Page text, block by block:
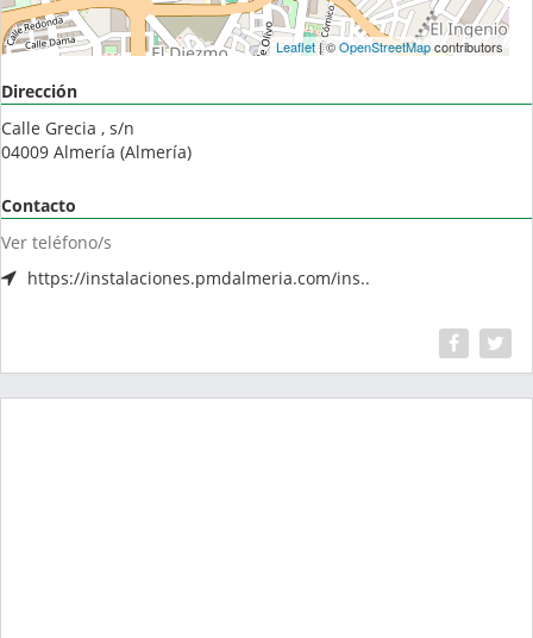
Leaflet| ©OpenStreetMapcontributors
Dirección
Calle Grecia , s/n
04009 Almería (Almería)
Contacto
Ver teléfono/s
https://instalaciones.pmdalmeria.com/ins..